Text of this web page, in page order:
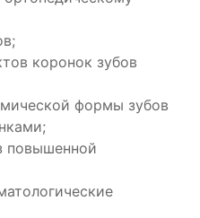
коронок зубов
формы зубов
повышенной